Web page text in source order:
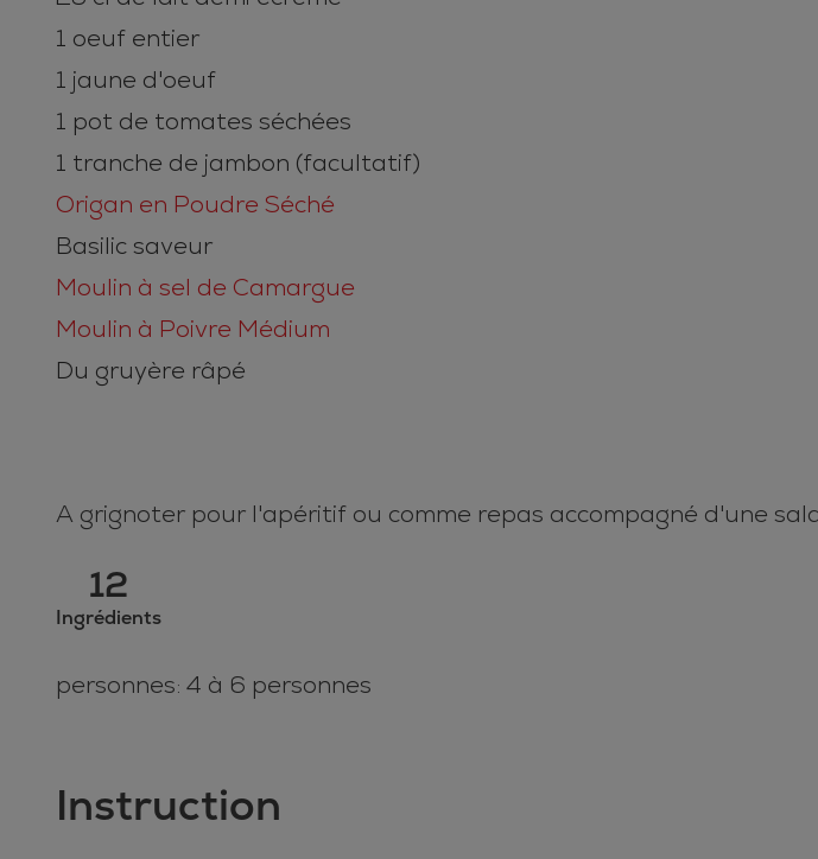
1 oeuf entier
1 jaune d'oeuf
1 pot de tomates séchées
1 tranche de jambon (facultatif)
Origan en Poudre Séché
Basilic saveur
Moulin à sel de Camargue
Moulin à Poivre Médium
Du gruyère râpé
A grignoter pour l'apéritif ou comme repas accompagné d'une
12
Ingrédients
personnes: 4 à 6 personnes
Instruction